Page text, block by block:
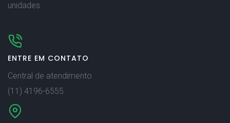
unidades.
ENTRE EM CONTATO
Central de atendimento
(11) 4196-6555